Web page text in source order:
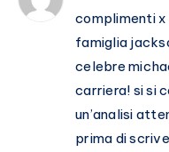
complimenti x
famiglia
celebre
carriera! si si
un’analisi
prima di